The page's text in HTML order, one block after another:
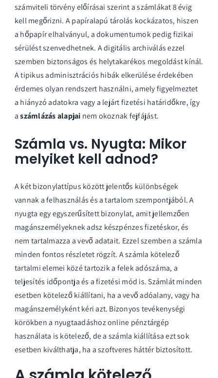
számviteli törvény előírásai szerint a számlákat 8 évig
kell megőrizni. A papíralapú tárolás kockázatos, hiszen
a hőpapír elhalványul, a dokumentumok pedig fizikai
sérülést szenvedhetnek. A digitális archiválás ezzel
szemben biztonságos és helytakarékos megoldást kínál.
A tipikus adminisztrációs hibák elkerülése érdekében
érdemes olyan rendszert használni, amely figyelmeztet
a hiányzó adatokra vagy a lejárt fizetési határidőkre, így
aszámlázás alapjai nem okoznak fejfájást.
Számla vs. Nyugta: Mikor
melyiket kell adnod?
A két bizonylattípus között jelentős különbségek
vannak a felhasználás és a tartalom szempontjából. A
nyugta egy egyszerűsített bizonylat, amit jellemzően
magánszemélyeknek adsz készpénzes fizetéskor, és
nem tartalmazza a vevő adatait. Ezzel szemben a számla
minden fontos részletet rögzít. A számla kötelező
tartalmi elemei közé tartozik a felek adószáma, a
teljesítés időpontja és a fizetési mód is. Számlát minden
esetben kötelező kiállítani, ha a vevő adóalany, vagy ha
magánszemélyként kéri azt. Bizonyos tevékenységi
körökben a nyugtaadáshoz online pénztárgép
használata is kötelező, de a számla kiállítása ezt sok
esetben kiválthatja, ha a szoftveres háttér biztosított.